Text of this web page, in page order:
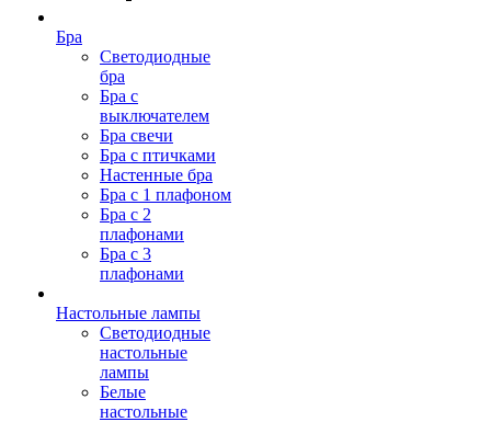
Бра
Светодиодные
бра
Бра с
выключателем
Бра свечи
Бра с птичками
Настенные бра
Бра с 1 плафоном
Бра с 2
плафонами
Бра с 3
плафонами
Настольные лампы
Светодиодные
настольные
лампы
Белые
настольные